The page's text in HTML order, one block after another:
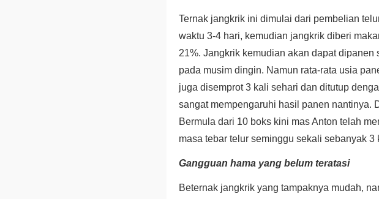
Ternak jangkrik ini dimulai dari pembelian
waktu 3-4 hari, kemudian jangkrik diberi
21%. Jangkrik kemudian akan dapat
pada musim dingin. Namun rata-rata usia
juga disemprot 3 kali sehari dan ditutup
sangat mempengaruhi hasil panen nantinya.
Bermula dari 10 boks kini mas Anton telah
masa tebar telur seminggu sekali sebanyak
Gangguan hama yang belum teratasi
Beternak jangkrik yang tampaknya mudah,